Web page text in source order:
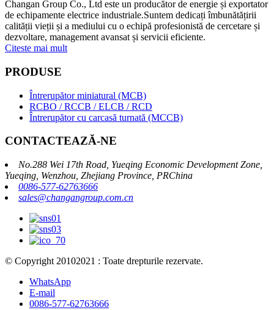
Changan Group Co., Ltd este un producător de energie și exportator
de echipamente electrice industriale.Suntem dedicați îmbunătățirii
calității vieții și a mediului cu o echipă profesionistă de cercetare și
dezvoltare, management avansat și servicii eficiente.
Citeste mai mult
PRODUSE
Întrerupător miniatural (MCB)
RCBO / RCCB / ELCB / RCD
Întrerupător cu carcasă turnată (MCCB)
CONTACTEAZĂ-NE
No.288 Wei 17th Road, Yueqing Economic Development Zone,
Yueqing, Wenzhou, Zhejiang Province, PRChina
0086-577-62763666
sales@changangroup.com.cn
© Copyright 20102021 : Toate drepturile rezervate.
WhatsApp
E-mail
0086-577-62763666